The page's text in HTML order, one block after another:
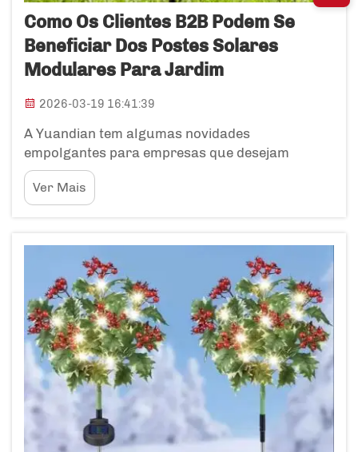
Como Os Clientes B2B Podem Se
Beneficiar Dos Postes Solares
Modulares Para Jardim
2026-03-19 16:41:39
A Yuandian tem algumas novidades
empolgantes para empresas que desejam
aprimorar suas áreas externas com esses
postes solares modulares para jardim. Esse
produto especial não apenas embeleza o jardim
benefícios aos clientes B2B. As empresas podem
Ver Mais